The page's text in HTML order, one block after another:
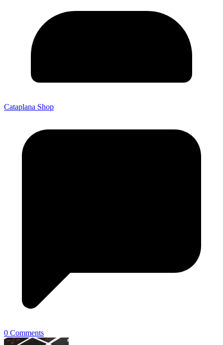
Cataplana Shop
0 Comments